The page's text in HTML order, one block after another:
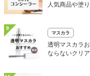
人気商品や塗
9
マスカラ
透明マスカラ
ならないクリ